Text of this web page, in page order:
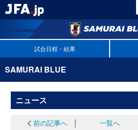
試合日程・結果
SAMURAI BLUE
ニュース
前の記事へ 一覧へ